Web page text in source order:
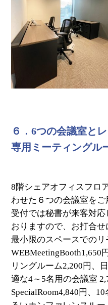
６．6つの会議室と
専用ミーティングル
8階シェアオフィスフロ
わせた６つの会議室をご
受付では秘書が来客対
おりますので、お打合せ
最小限のスペースでの
WEBMeetingBooth1,650
リングルーム2,200円、
適な4～5名用の会議室
SpecialRoom4,840円、